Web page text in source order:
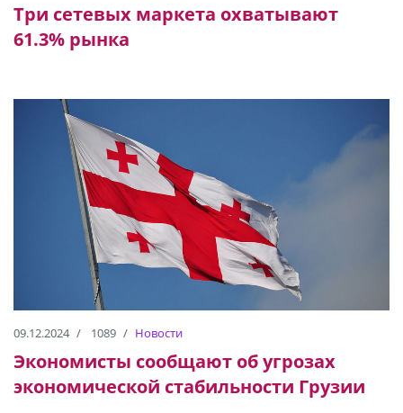
Три сетевых маркета охватывают
61.3% рынка
09.12.2024 1089 Новости
Экономисты сообщают об угрозах
экономической стабильности Грузии